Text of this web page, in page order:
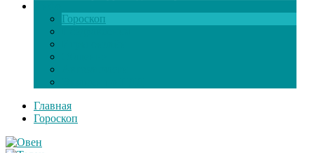
Гороскоп
Главная
Гороскоп